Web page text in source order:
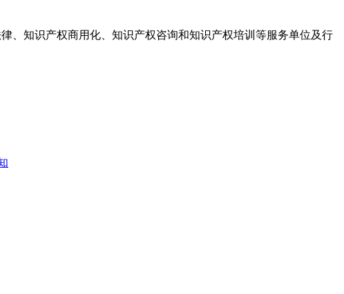
、知识产权商用化、知识产权咨询和知识产权培训等服务单位及行